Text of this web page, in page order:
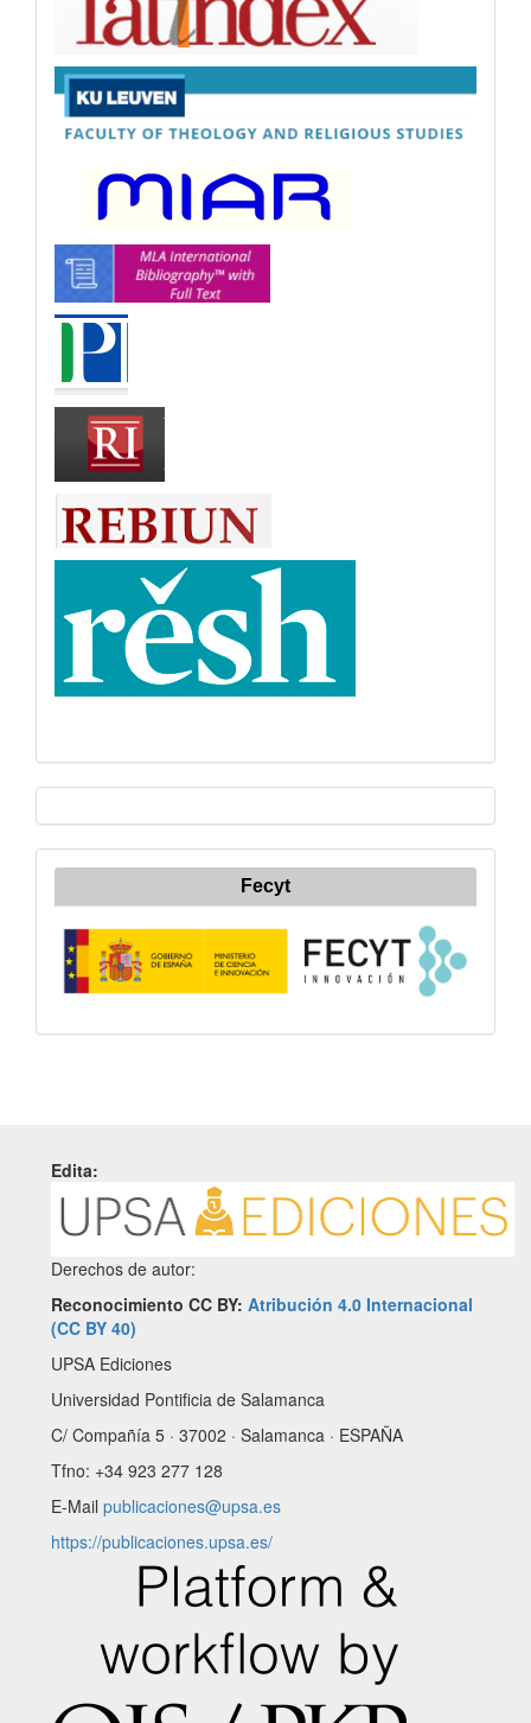
Fecyt
Edita:
Derechos de autor:
Reconocimiento CC BY: Atribución 4.0 Internacional
(CC BY 40)
UPSA Ediciones
Universidad Pontificia de Salamanca
C/ Compañía 5 · 37002 · Salamanca · ESPAÑA
Tfno: +34 923 277 128
E-Mail publicaciones@upsa.es
https://publicaciones.upsa.es/